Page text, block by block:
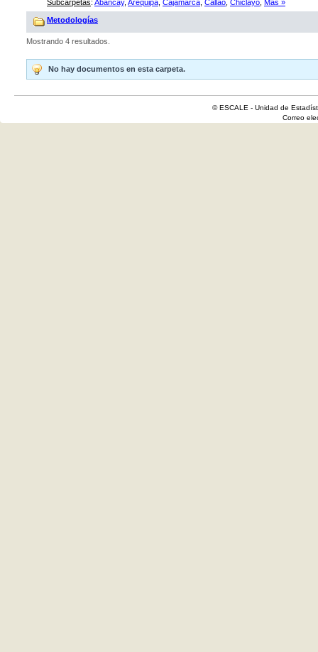
Subcarpetas: Abancay, Arequipa Cajamarca Callao Chiclayo Más »
Metodologías
Mostrando 4 resultados.
No hay documentos en esta carpeta.
© ESCALE - Unidad de
Correo